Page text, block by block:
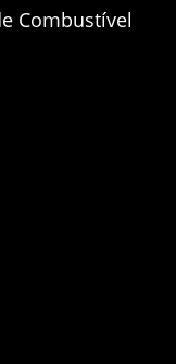
Combustível